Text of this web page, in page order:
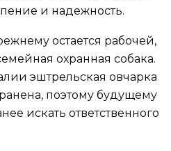
и надежность.
остается рабочей,
охранная собака.
эштрельская овчарка
поэтому будущему
искать ответственного